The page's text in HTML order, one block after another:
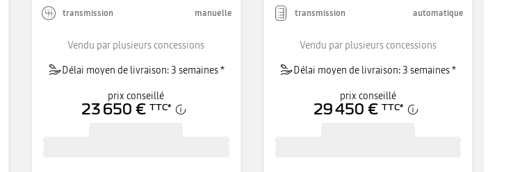
transmission manuelle
Vendu par plusieurs concessions
Délai moyen de livraison: 3 semaines *
prix conseillé
23 650 € TTC*
transmission automatique
Vendu par plusieurs concessions
Délai moyen de livraison: 3 semaines *
prix conseillé
29 450 € TTC*